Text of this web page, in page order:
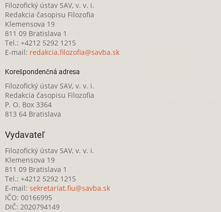
Filozofický ústav SAV, v. v. i.
Redakcia časopisu Filozofia
Klemensova 19
811 09 Bratislava 1
Tel.: +4212 5292 1215
E-mail: redakcia.filozofia@savba.sk
Korešpondenčná adresa
Filozofický ústav SAV, v. v. i.
Redakcia časopisu Filozofia
P. O. Box 3364
813 64 Bratislava
Vydavateľ
Filozofický ústav SAV, v. v. i.
Klemensova 19
811 09 Bratislava 1
Tel.: +4212 5292 1215
E-mail: sekretariat.fiu@savba.sk
IČO: 00166995
DIČ: 2020794149